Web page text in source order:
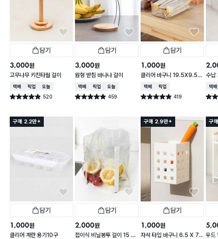
담기
3,000원
고무나무 키친타월 걸이
택배배송매장픽업오늘배송
별점 4.9점 520
건 작성
담기
3,000원
원형 받침 바나나 걸이
택배배송매장픽업오늘배송
별점 4.9점 459
건 작성
담기
1,000원
클리어 바구니 19.5X9.5X
6.2cm
택배배송매장픽업
별점 4.9점 419
건 작성
수
택배
별점
구매 2.2만+
담기
1,000원
클리어 계란 용기10구
담기
2,000원
접이식 비닐봉투 걸이 15 X
구매 2.9만+
담기
1,000원
자석 타입 바구니 6.5 X 7.
구
우드